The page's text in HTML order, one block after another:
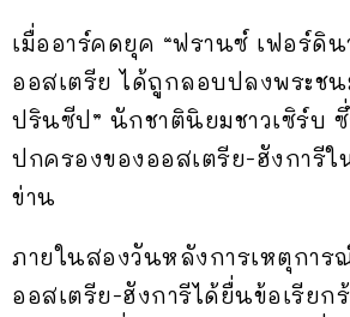
เมื่ออาร์คดยุค “ฟรานซ์ เฟอร์ดิ
ออสเตรีย ได้ถูกลอบปลงพระช
ปรินซีป” นักชาตินิยมชาวเซิร์บ
ปกครองของออสเตรีย-ฮังการี
ข่าน
ภายในสองวันหลังการเหตุการ
ออสเตรีย-ฮังการีได้ยื่นข้อเรียก